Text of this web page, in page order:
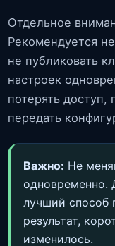
Отдельное
Рекомендуется
не публиковать
настроек
потерять
передать
Важно: Не
одновременно.
лучший способ
результат,
изменилось.